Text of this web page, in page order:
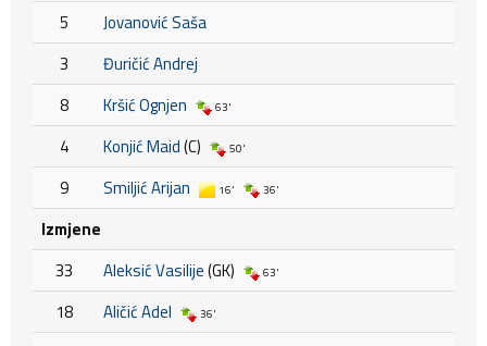
5
Jovanović Saša
3
Đuričić Andrej
8
Kršić Ognjen 63'
4 Konjić Maid(C) 50'
9 Smiljić Arijan 16' 36'
Izmjene
33
Aleksić Vasilije(GK) 63'
18 Aličić Adel 36'